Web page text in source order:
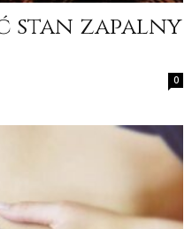
stan zapalny
0